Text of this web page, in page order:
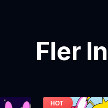
Fler